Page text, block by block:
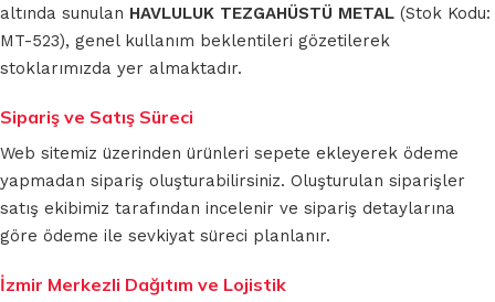
altında sunulan HAVLULUK TEZGAHÜSTÜ METAL (Stok Kodu:
MT-523), genel kullanım beklentileri gözetilerek
stoklarımızda yer almaktadır.
Sipariş ve Satış Süreci
Web sitemiz üzerinden ürünleri sepete ekleyerek ödeme
yapmadan sipariş oluşturabilirsiniz. Oluşturulan siparişler
satış ekibimiz tarafından incelenir ve sipariş detaylarına
göre ödeme ile sevkiyat süreci planlanır.
İzmir Merkezli Dağıtım ve Lojistik